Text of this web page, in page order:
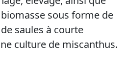
sous forme de
saules à courte
culture de miscanthus.